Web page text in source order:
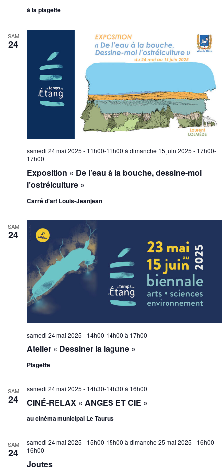
à la plagette
SAM
24
Exposition « De l’eau à la bouche, dessine-moi
l’ostréiculture »
samedi 24 mai 2025 - 11h00-11h00 àdimanche 15 juin 2025 - 17h00-
17h00
Carré d'art Louis-Jeanjean
SAM
24
Atelier « Dessiner la lagune »
samedi 24 mai 2025 - 14h00-14h00 à 17h00
Plagette
SAM
24 CINÉ-RELAX « ANGES ET CIE »
samedi 24 mai 2025 - 14h30-14h30 à 16h00
au cinéma municipal Le Taurus
SAM
24
Joutes
samedi 24 mai 2025 - 15h00-15h00 à dimanche 25 mai 2025 - 16h00-
16h00